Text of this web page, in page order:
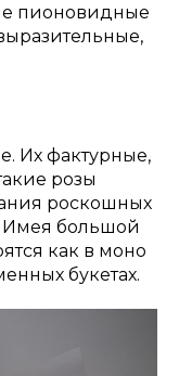
пионовидные
Их фактурные,
розы
роскошных
Имея большой
как в моно
букетах.